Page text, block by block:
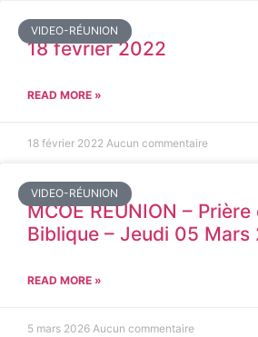
VIDEO-RÉUNION
18 février 2022
READ MORE »
18 février 2022 Aucun commentaire
VIDEO-RÉUNION
MCOE REUNION –
Biblique – Jeudi 05 Mars
READ MORE »
5 mars 2026 Aucun commentaire